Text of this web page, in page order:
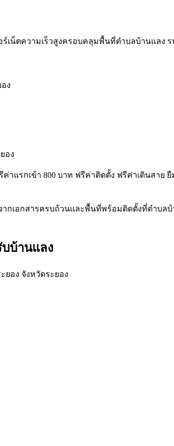
ร์เน็ตความเร็วสูงครอบคลุมพื้นที่ตำบลบ้านแลง
ง
อง
ค่าแรกเข้า 800 บาท ฟรีค่าติดตั้ง ฟรีค่าเดินสา
ากเอกสารครบถ้วนและพื้นที่พร้อมติดตั้งที่ตำบล
บบ้านแลง
ยอง จังหวัดระยอง